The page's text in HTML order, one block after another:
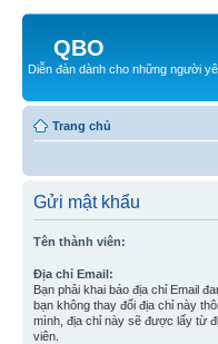
QBO
Diễn đàn dành cho những người
Trang chủ
Gửi mật khẩu
Tên thành viên:
Địa chỉ Email:
Bạn phải khai báo địa chỉ Email
bạn không thay đổi địa chỉ này
mình, địa chỉ này sẽ được lấy từ
viên.